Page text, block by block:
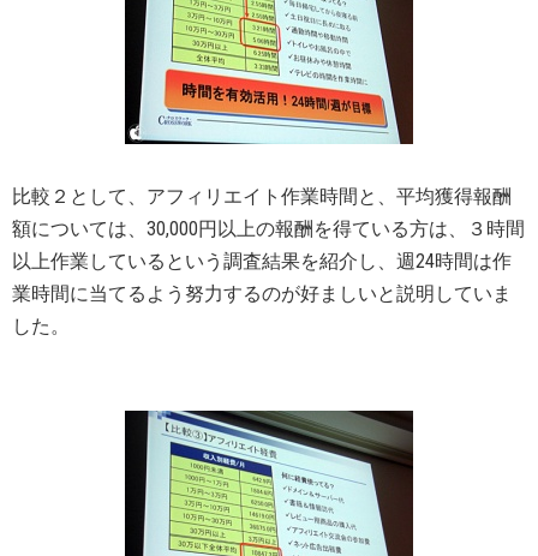
比較２として、アフィリエイト作業時間と、平均獲得報酬
額については、30,000円以上の報酬を得ている方は、３時間
以上作業しているという調査結果を紹介し、週24時間は作
業時間に当てるよう努力するのが好ましいと説明していま
した。